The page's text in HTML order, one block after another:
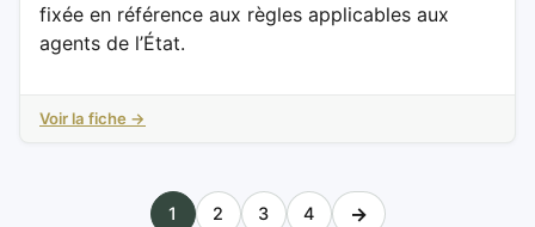
fixée en référence aux règles applicables aux
agents de l’État.
Voir la fiche →
1 2 3 4 →